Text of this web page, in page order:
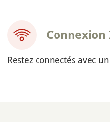
Restez connectés avec un